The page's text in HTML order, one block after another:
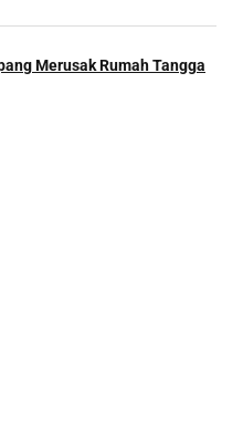
Merusak Rumah Tangga